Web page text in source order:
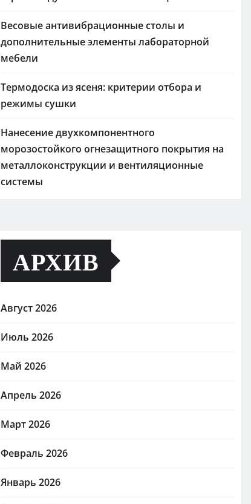
Весовые антивибрационные столы и
дополнительные элементы лабораторной
мебели
Термодоска из ясеня: критерии отбора и
режимы сушки
Нанесение двухкомпонентного
морозостойкого огнезащитного покрытия на
металлоконструкции и вентиляционные
системы
АРХИВ
Август 2026
Июль 2026
Май 2026
Апрель 2026
Март 2026
Февраль 2026
Январь 2026